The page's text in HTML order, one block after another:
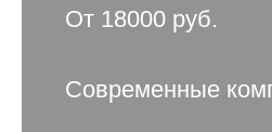
От 18000 руб.
Современные